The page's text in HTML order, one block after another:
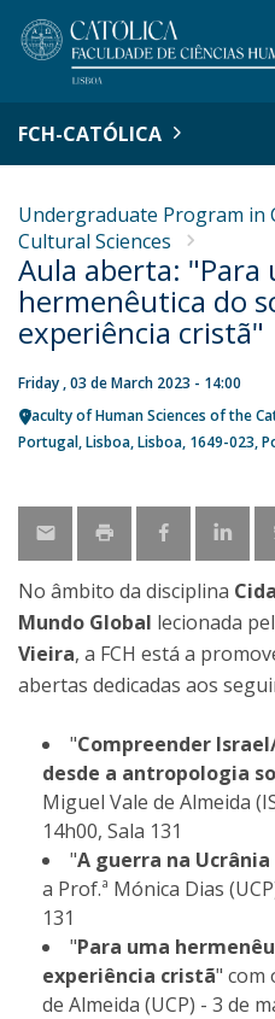
FCH-CATÓLICA
Undergraduate Program in
Cultural Sciences
Aula aberta: "Para
hermenêutica do
experiência cristã"
Friday , 03 de March 2023 - 14:00
Faculty of Human Sciences of the
Portugal Lisboa Lisboa 1649-023
No âmbito da disciplina
Mundo Global lecionada
Vieira, ​a FCH está a
abertas dedicadas aos
"Compreender
desde a antropologia
Miguel Vale de Almeida
14h00, Sala 131
"A guerra na
a Prof.ª Mónica Dias
131
"Para uma
experiência cristã" com
de Almeida (UCP) - 3 de